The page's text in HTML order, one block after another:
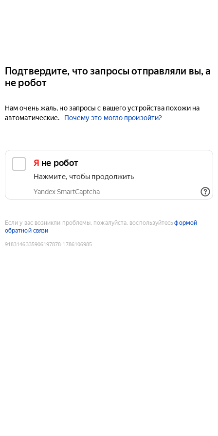
Подтвердите, что запросы отправляли вы, а
не робот
Нам очень жаль, но запросы с вашего устройства похожи на
автоматические.
Почему это могло произойти?
Я не робот
Нажмите, чтобы продолжить
Yandex SmartCaptcha
Если у вас возникли проблемы, пожалуйста, воспользуйтесьформой
обратной связи
9183146335906197878:1786106985